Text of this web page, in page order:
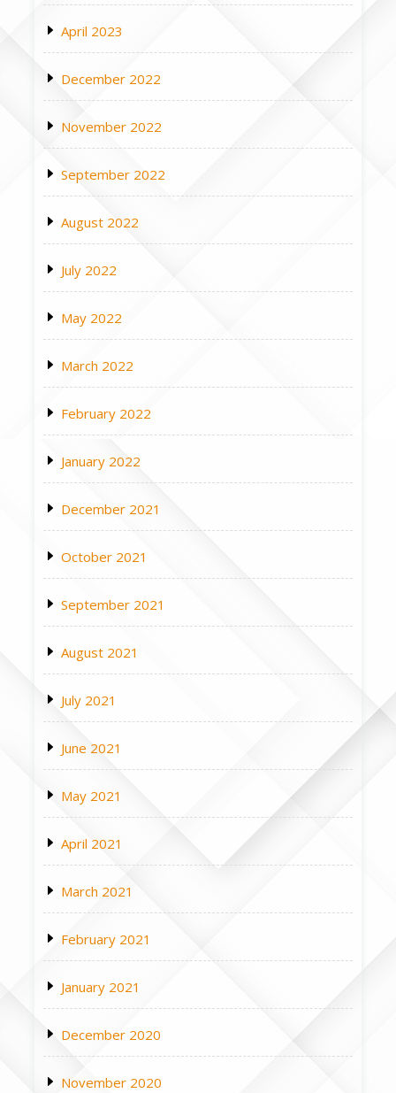
April 2023
December 2022
November 2022
September 2022
August 2022
July 2022
May 2022
March 2022
February 2022
January 2022
December 2021
October 2021
September 2021
August 2021
July 2021
June 2021
May 2021
April 2021
March 2021
February 2021
January 2021
December 2020
November 2020